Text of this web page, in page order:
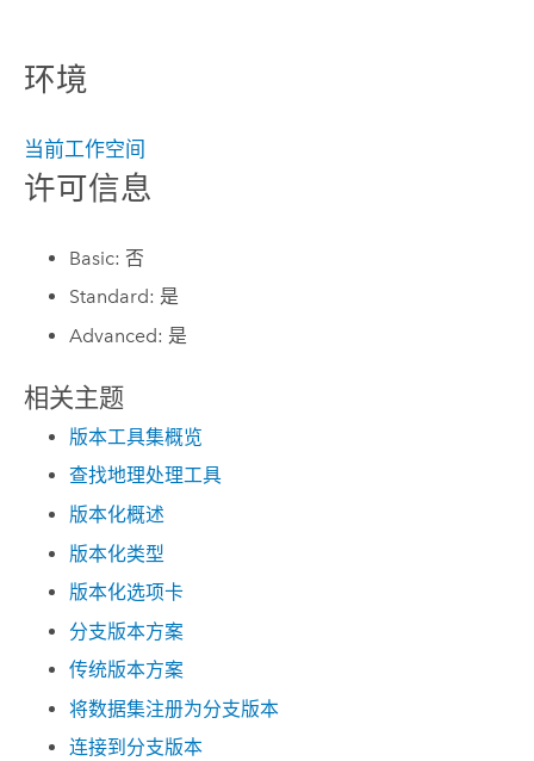
环境
当前工作空间
许可信息
Basic: 否
Standard: 是
Advanced: 是
相关主题
版本工具集概览
查找地理处理工具
版本化概述
版本化类型
版本化选项卡
分支版本方案
传统版本方案
将数据集注册为分支版本
连接到分支版本